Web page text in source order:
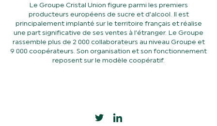
Le Groupe Cristal Union figure parmi les premiers
producteurs européens de sucre et d’alcool. Il est
principalement implanté sur le territoire français et réalise
une part significative de ses ventes à l’étranger. Le Groupe
rassemble plus de 2 000 collaborateurs au niveau Groupe et
9 000 coopérateurs. Son organisation et son fonctionnement
reposent sur le modèle coopératif.